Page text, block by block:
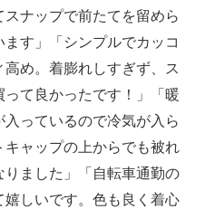
ナップで前たてを留めら
す」「シンプルでカッコ
め。着膨れしすぎず、ス
て良かったです！」「暖
っているので冷気が入ら
ャップの上からでも被れ
りました」「自転車通勤の
しいです。色も良く着心